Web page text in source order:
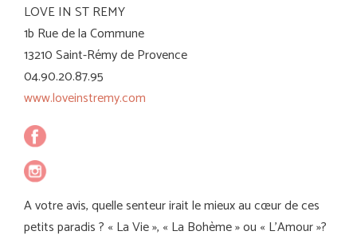
LOVE IN ST REMY
1b Rue de la Commune
13210 Saint-Rémy de Provence
04.90.20.87.95
www.loveinstremy.com
A votre avis, quelle senteur irait le mieux au cœur de ces
petits paradis ? « La Vie », « La Bohème » ou « L’Amour »?